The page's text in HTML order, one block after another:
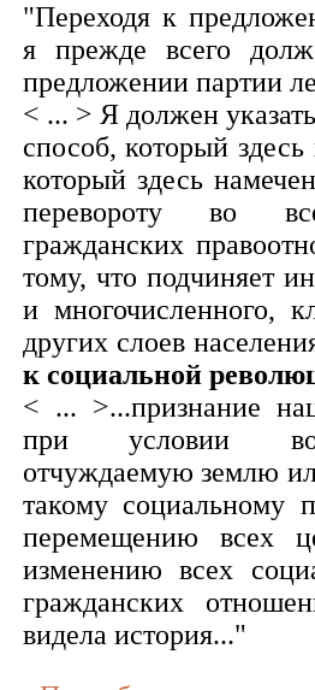
"Переходя к
я прежде всего
предложении партии
< ... > Я должен
способ, который
который здесь
перевороту во
гражданских
тому, что подчиняет
и многочисленного,
других слоев
к социальной
< ... >...признание
при условии
отчуждаемую землю
такому социальному
перемещению всех
изменению всех
гражданских
видела история..."